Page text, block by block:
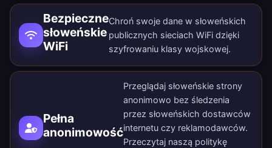
Bezpieczne
słoweńskie
WiFi
Chroń swoje dane w słoweńskich
publicznych sieciach WiFi dzięki
szyfrowaniu klasy wojskowej.
Pełna
anonimowość
Przeglądaj słoweńskie strony
anonimowo bez śledzenia
przez słoweńskich dostawców
internetu czy reklamodawców.
Przeczytaj naszą politykę